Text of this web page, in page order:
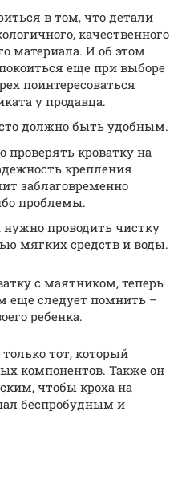
в том, что детали
качественного
материала. И об этом
еще при выборе
поинтересоваться
у продавца.
должно быть удобным.
проверять кроватку на
крепления
заблаговременно
проблемы.
проводить чистку
мягких средств и воды.
с маятником, теперь
еще следует помнить –
ребенка.
тот, который
компонентов. Также он
чтобы кроха на
беспробудным и